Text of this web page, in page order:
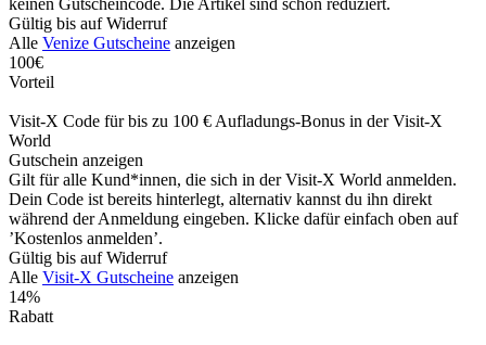
keinen Gutscheincode. Die Artikel sind schon reduziert.
Gültig bis auf Widerruf
Alle Venize Gutscheine anzeigen
100€
Vorteil
Visit-X Code für bis zu 100 € Aufladungs-Bonus in der Visit-X
World
Gutschein anzeigen
Gilt für alle Kund*innen, die sich in der Visit-X World anmelden.
Dein Code ist bereits hinterlegt, alternativ kannst du ihn direkt
während der Anmeldung eingeben. Klicke dafür einfach oben auf
’Kostenlos anmelden’.
Gültig bis auf Widerruf
Alle Visit-X Gutscheine anzeigen
14%
Rabatt